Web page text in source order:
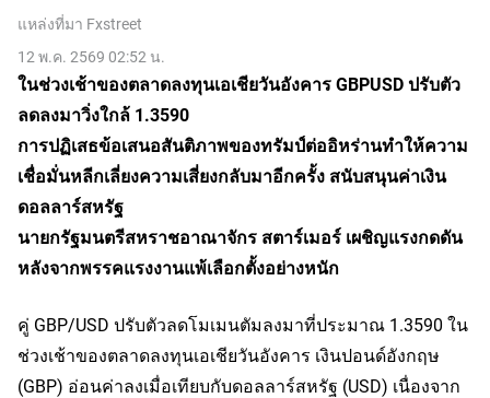
แหล่งที่มา Fxstreet
12 พ.ค. 2569 02:52 น.
ในช่วงเช้าของตลาดลงทุนเอเชียวันอังคาร GBPUSD ปรับตัว
ลดลงมาวิ่งใกล้ 1.3590
การปฏิเสธข้อเสนอสันติภาพของทรัมป์ต่ออิหร่านทำให้ความ
เชื่อมั่นหลีกเลี่ยงความเสี่ยงกลับมาอีกครั้ง สนับสนุนค่าเงิน
ดอลลาร์สหรัฐ
นายกรัฐมนตรีสหราชอาณาจักร สตาร์เมอร์ เผชิญแรงกดดัน
หลังจากพรรคแรงงานแพ้เลือกตั้งอย่างหนัก
คู่ GBP/USD ปรับตัวลดโมเมนตัมลงมาที่ประมาณ 1.3590 ใน
ช่วงเช้าของตลาดลงทุนเอเชียวันอังคาร เงินปอนด์อังกฤษ
(GBP) อ่อนค่าลงเมื่อเทียบกับดอลลาร์สหรัฐ (USD) เนื่องจาก